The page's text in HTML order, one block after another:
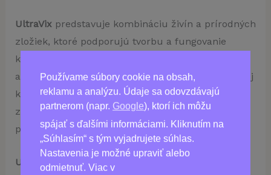
Používame súbory cookie na obsah,
reklamu a analýzu. Údaje sa odovzdávajú
partnerom (napr. Google), ktorí ich môžu
spájať s ďalšími informáciami. Kliknutím na
„Súhlasím“ s tým vyjadrujete súhlas.
Nastavenia je možné upraviť alebo
odmietnuť. Viac v
UltraVixpredstavuje kombináciu živín a prírodných
zložiek, ktoré podporujú tvorbu a fungovanie
kĺbového tkaniva. Vďaka obsahu vitamínu C, zinku
a vitamínov skupiny B prispieva k udržaniu zdravej
kĺbovej reakcie na každodenný stres. Prírodné
zložky zároveň pomáhajú neutralizovať zápalové
procesy, ktoré spôsobujú bolesť.
UltraVix – prínos pre chrbát a kĺby.